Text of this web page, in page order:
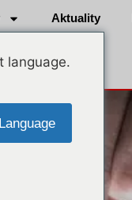
Aktuality
language.